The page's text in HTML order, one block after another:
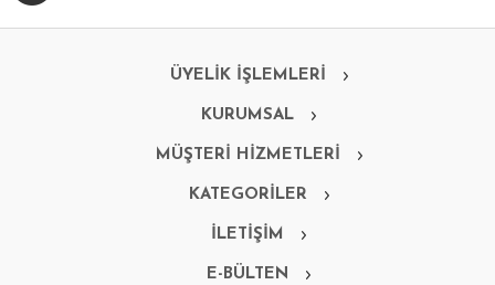
ÜYELİK İŞLEMLERİ
KURUMSAL
MÜŞTERİ HİZMETLERİ
KATEGORİLER
İLETİŞİM
E-BÜLTEN